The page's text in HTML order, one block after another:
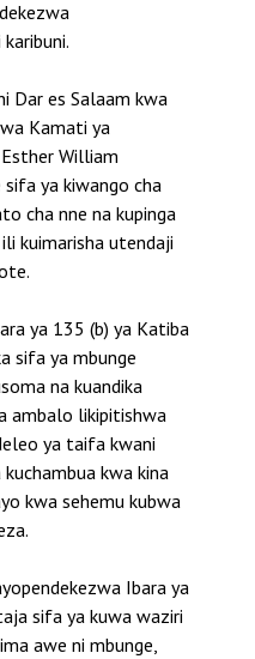
Dar es Salaam kwa
Kamati ya
William
sifa ya kiwango cha
cha nne na kupinga
kuimarisha utendaji
ya 135 (b) ya Katiba
sifa ya mbunge
na kuandika
ambalo likipitishwa
ya taifa kwani
kwa kina
kwa sehemu kubwa
Ibara ya
sifa ya kuwa waziri
awe ni mbunge,